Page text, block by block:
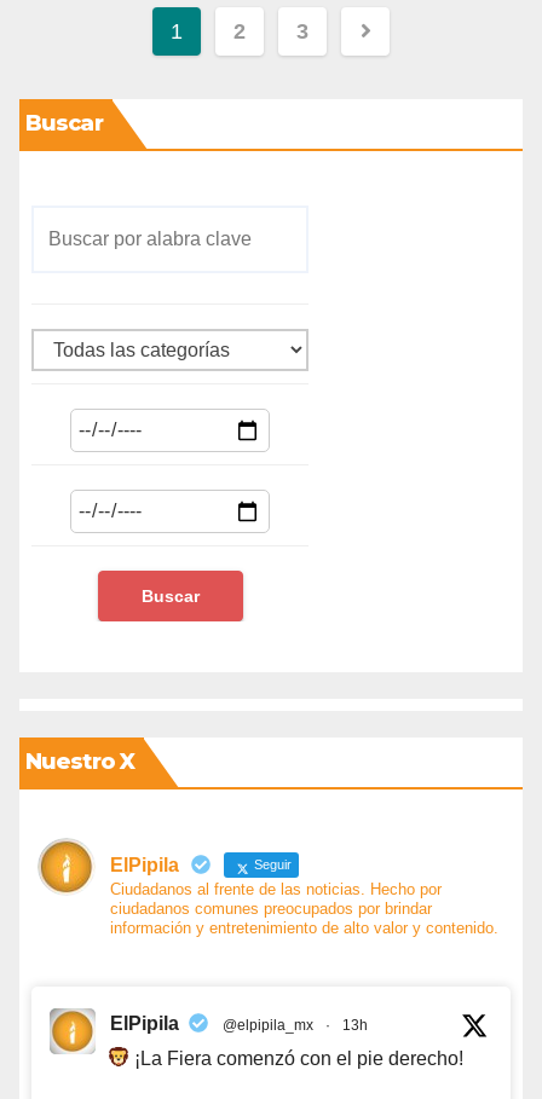
1 2 3
Buscar
Nuestro X
ElPipila Seguir
Ciudadanos al frente de las noticias. Hecho por
ciudadanos comunes preocupados por brindar
información y entretenimiento de alto valor y contenido.
ElPipila @elpipila_mx · 13h
¡La Fiera comenzó con el pie derecho!